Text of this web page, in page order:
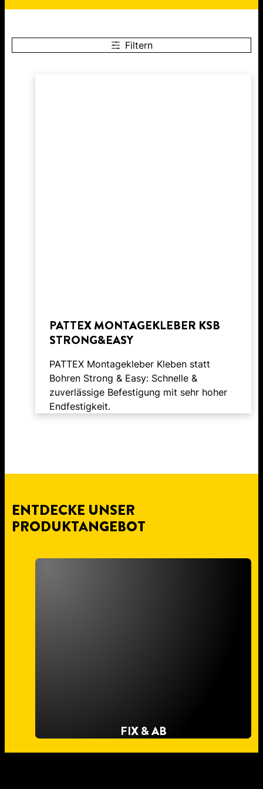
Filtern
PATTEX MONTAGEKLEBER KSB
STRONG&EASY
PATTEX Montagekleber Kleben statt
Bohren Strong & Easy: Schnelle &
zuverlässige Befestigung mit sehr hoher
Endfestigkeit.
ENTDECKE UNSER
PRODUKTANGEBOT
FIX & AB